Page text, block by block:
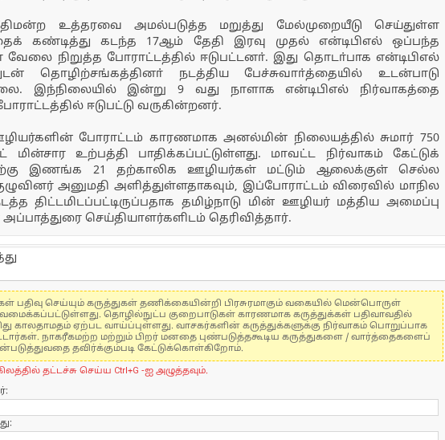
உத்தரவை அமல்படுத்த மறுத்து மேல்முறையீடு செய்துள்ள
கண்டித்து கடந்த 17ஆம் தேதி இரவு முதல் என்டிபிஎல் ஒப்பந்த
நிறுத்த போராட்டத்தில் ஈடுபட்டனா். இது தொடா்பாக என்டிபிஎல்
தொழிற்சங்கத்தினா் நடத்திய பேச்சுவாா்த்தையில் உடன்பாடு
இந்நிலையில் இன்று 9 வது நாளாக என்டிபிஎல் நிர்வாகத்தை
ஈடுபட்டு வருகின்றனர்.
போராட்டம் காரணமாக அனல்மின் நிலையத்தில் சுமார் 750
மின்சார உற்பத்தி பாதிக்கப்பட்டுள்ளது. மாவட்ட நிர்வாகம் கேட்டுக்
இணங்க 21 தற்காலிக ஊழியர்கள் மட்டும் ஆலைக்குள் செல்ல
அனுமதி அளித்துள்ளதாகவும், இப்போராட்டம் விரைவில் மாநில
திட்டமிடப்பட்டிருப்பதாக தமிழ்நாடு மின் ஊழியர் மத்திய அமைப்பு
செய்தியாளர்களிடம் தெரிவித்தார்.
பதிவு செய்யும் கருத்துகள் தணிக்கையின்றி பிரசுரமாகும் வகையில் மென்பொருள்
தொழில்நுட்ப குறைபாடுகள் காரணமாக கருத்துக்கள் பதிவாவதில்
காலதாமதம் ஏற்பட வாய்ப்புள்ளது. வாசகர்களின் கருத்துக்களுக்கு நிர்வாகம் பொறுப்பாக
நாகரீகமற்ற மற்றும் பிறர் மனதை புண்படுத்தகூடிய கருத்துகளை / வார்த்தைகளைப்
தவிர்க்கும்படி கேட்டுக்கொள்கிறோம்.
தட்டச்சு செய்ய Ctrl+G -ஐ அழுத்தவும்.